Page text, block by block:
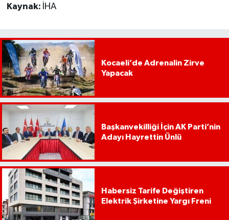
Kaynak: İHA
Kocaeli’de Adrenalin Zirve
Yapacak
Başkanvekilliği İçin AK Parti’nin
Adayı Hayrettin Ünlü
Habersiz Tarife Değiştiren
Elektrik Şirketine Yargı Freni